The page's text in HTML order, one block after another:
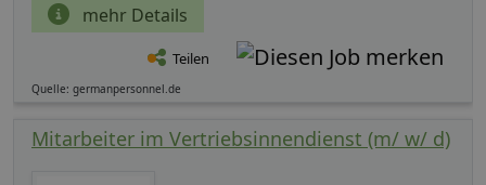
mehr Details
Teilen
Quelle: germanpersonnel.de
Mitarbeiter im Vertriebsinnendienst (m/ w/ d)